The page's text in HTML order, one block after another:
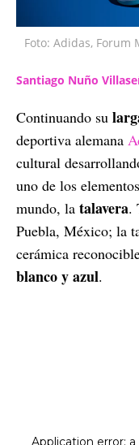
Foto: Adidas, Forum
Santiago Nuño
Continuando su
deportiva alemana
cultural
uno de los
mundo, la talavera.
Puebla, México; la
cerámica
blanco y azul.